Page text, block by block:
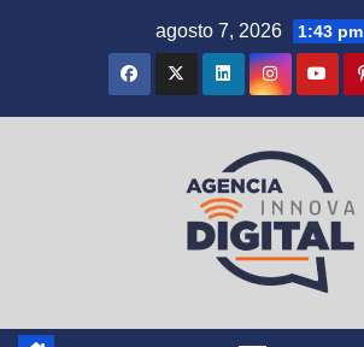
agosto 7, 2026 1:43 pm